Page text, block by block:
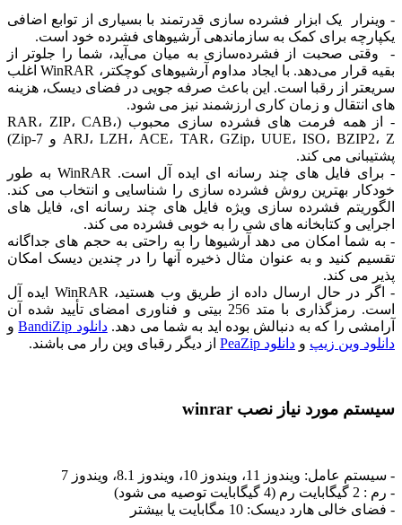
- وینرار یک ابزار فشرده سازی قدرتمند با بسیاری از توابع اضافی
یکپارچه برای کمک به سازماندهی آرشیوهای فشرده خود است.
- وقتی صحبت از فشرده‌سازی به میان می‌آید، شما را جلوتر از
بقیه قرار می‌دهد. با ایجاد مداوم آرشیوهای کوچکتر، WinRAR اغلب
سریعتر از رقبا است. این باعث صرفه جویی در فضای دیسک، هزینه
های انتقال و زمان کاری ارزشمند نیز می شود.
- از همه فرمت های فشرده سازی محبوب (RAR، ZIP، CAB،
ARJ، LZH، ACE، TAR، GZip، UUE، ISO، BZIP2، Z و 7-Zip)
پشتیبانی می کند.
- برای فایل های چند رسانه ای ایده آل است. WinRAR به طور
خودکار بهترین روش فشرده سازی را شناسایی و انتخاب می کند.
الگوریتم فشرده سازی ویژه فایل های چند رسانه ای، فایل های
اجرایی و کتابخانه های شی را به خوبی فشرده می کند.
- به شما امکان می دهد آرشیوها را به راحتی به حجم های جداگانه
تقسیم کنید و به عنوان مثال ذخیره آنها را در چندین دیسک امکان
پذیر می کند.
- اگر در حال ارسال داده از طریق وب هستید، WinRAR ایده آل
است. رمزگذاری با متد 256 بیتی و فناوری امضای تأیید شده آن
آرامشی را که به دنبالش بوده اید به شما می دهد.دانلود BandiZip
و
دانلود وین زیپ و دانلود PeaZip از دیگر رقبای وین رار می باشند.
سیستم مورد نیاز نصب winrar
- سیستم عامل: ویندوز 11، ویندوز 10، ویندوز 8.1، ویندوز 7
- رم : 2 گیگابایت رم (4 گیگابایت توصیه می شود)
- فضای خالی هارد دیسک: 10 مگابایت یا بیشتر